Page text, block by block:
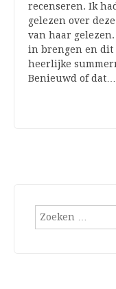
recenseren. Ik
gelezen over
van haar
in brengen en dit
heerlijke
Benieuwd of dat…
Zoeken